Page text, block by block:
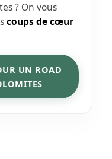
? On vous
coups de cœur
UN ROAD